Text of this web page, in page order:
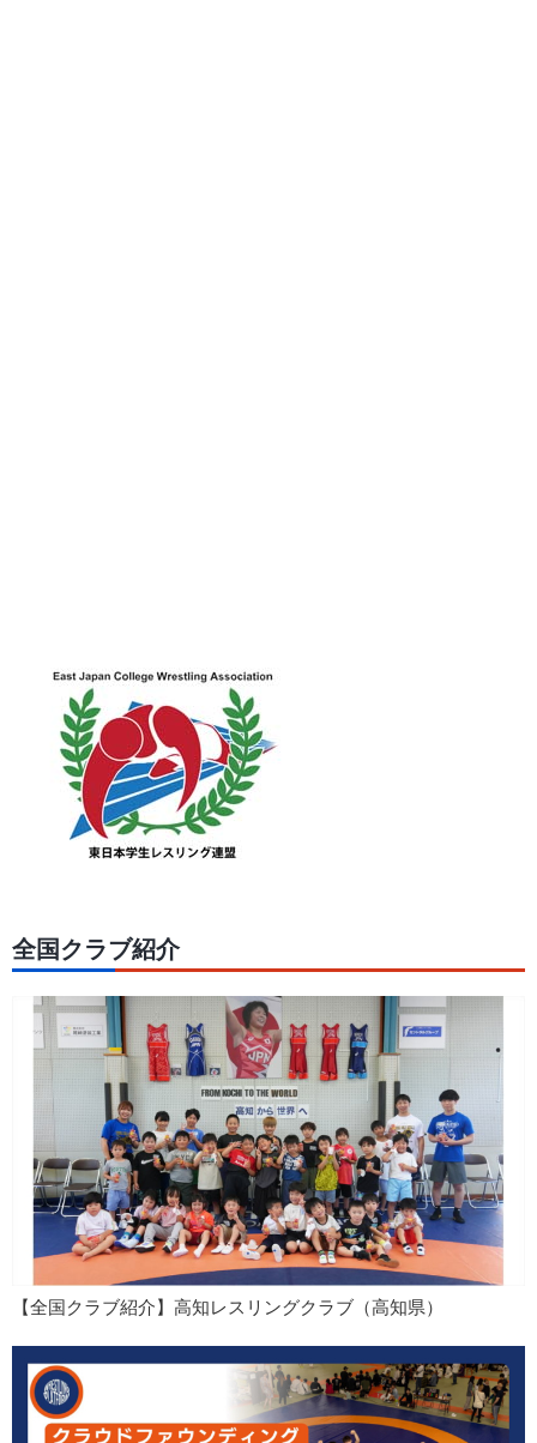
全国クラブ紹介
【全国クラブ紹介】高知レスリングクラブ（高知県）